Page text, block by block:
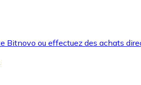
Bitnovo ou effectuez des achats